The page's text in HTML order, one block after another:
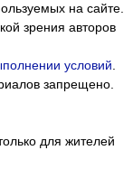
на сайте.
зрения авторов
условий.
запрещено.
для жителей